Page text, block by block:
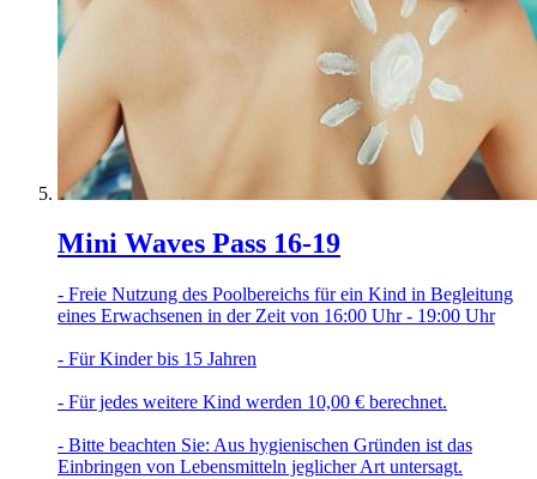
Mini Waves Pass 16-19
- Freie Nutzung des Poolbereichs für ein Kind in Begleitung
eines Erwachsenen in der Zeit von 16:00 Uhr - 19:00 Uhr
- Für Kinder bis 15 Jahren
- Für jedes weitere Kind werden 10,00 € berechnet.
- Bitte beachten Sie: Aus hygienischen Gründen ist das
Einbringen von Lebensmitteln jeglicher Art untersagt.